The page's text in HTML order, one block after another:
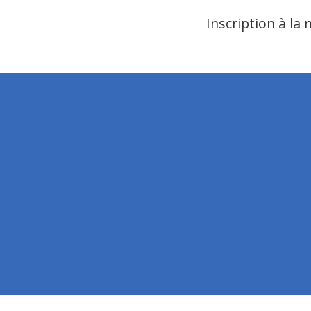
Inscription à la